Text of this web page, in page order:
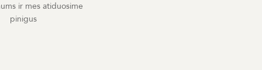
ir mes atiduosime
pinigus